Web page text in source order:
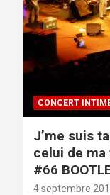
CONCERT
J’me suis
celui de ma
#66
4 septembre